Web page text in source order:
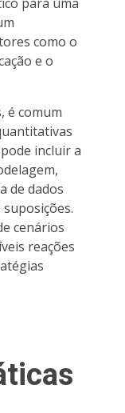
como o
e o
é comum
incluir a
de dados
cenários
reações